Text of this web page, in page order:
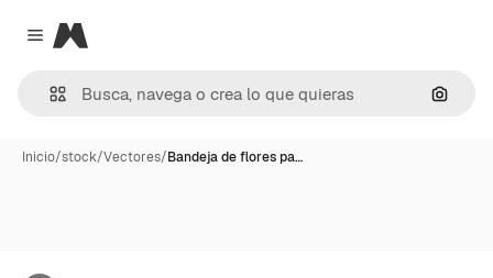
Close menu
Magnific
Inicio/stock/Vectores/Bandeja de flores pa…